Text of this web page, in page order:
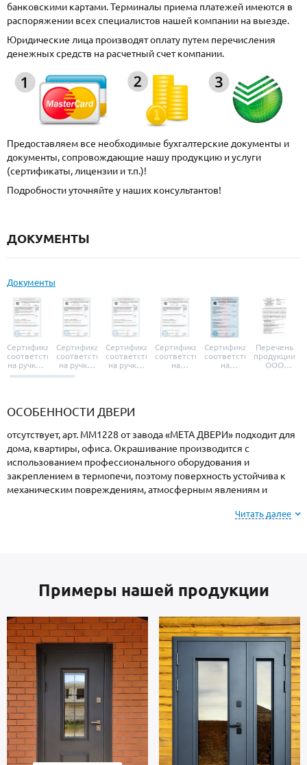
банковскими картами. Терминалы приема платежей имеются в
распоряжении всех специалистов нашей компании на выезде.
Юридические лица производят оплату путем перечисления
денежных средств на расчетный счет компании.
Предоставляем все необходимые бухгалтерские документы и
документы, сопровождающие нашу продукцию и услуги
(сертификаты, лицензии и т.п.)!
Подробности уточняйте у наших консультантов!
ДОКУМЕНТЫ
Документы
Сертификат
соответствия
на ручки и
броненакладки
Сертификат
соответствия
на ручки-
защелки
Сертификат
соответствия
на ручки-
Сертификат
соответствия
на
Сертификат
соответствия
на
Перечень
продукции
ООО
ОСОБЕННОСТИ ДВЕРИ
отсутствует, арт. ММ1228 от завода «МЕТА ДВЕРИ» подходит для
дома, квартиры, офиса. Окрашивание производится с
использованием профессионального оборудования и
закреплением в термопечи, поэтому поверхность устойчива к
механическим повреждениям, атмосферным явлениям и
образцов у мастера по замерам.
В основе двери — сталь российского производства, толщиной 2
мм. Внутренняя сторона: МДФ. Дверь укомплектована
взломостойкими замками.
В полости створки находится теплоизоляционный материал
минплита. Уплотнение: 2 контура для дополнительной
шумоизоляции.
Термодверь порошок рассчитана на длительную эксплуатацию и
сохраняет работоспособность в течение 10 тысяч циклов
открытия и закрытия створки. Соблюдение технологии
Читать далее
Примеры нашей продукции